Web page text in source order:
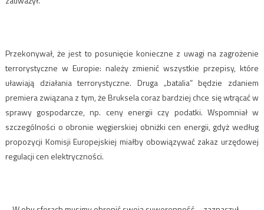
Przekonywał, że jest to posunięcie konieczne z uwagi na zagrożenie
terrorystyczne w Europie: należy zmienić wszystkie przepisy, które
uławiają działania terrorystyczne. Druga „batalia” będzie zdaniem
premiera związana z tym, że Bruksela coraz bardziej chce się wtrącać w
sprawy gospodarcze, np. ceny energii czy podatki. Wspomniał w
szczególności o obronie węgierskiej obniżki cen energii, gdyż według
propozycji Komisji Europejskiej miałby obowiązywać zakaz urzędowej
regulacji cen elektryczności.